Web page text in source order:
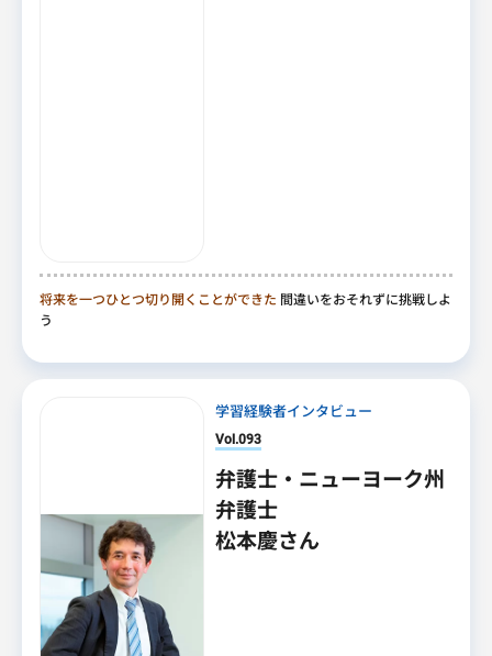
将来を一つひとつ切り開くことができた 間違いをおそれずに挑戦しよ
う
学習経験者インタビュー
Vol.093
弁護士・ニューヨーク州
弁護士
松本慶さん